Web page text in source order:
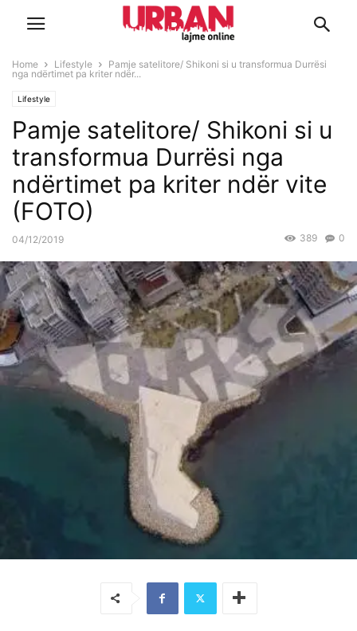
Home Lifestyle
Pamje satelitore/ Shikoni si u transformua Durrësi
nga ndërtimet pa kriter ndër...
Lifestyle
Pamje satelitore/ Shikoni si u
transformua Durrësi nga
ndërtimet pa kriter ndër vite
(FOTO)
04/12/2019 0
389